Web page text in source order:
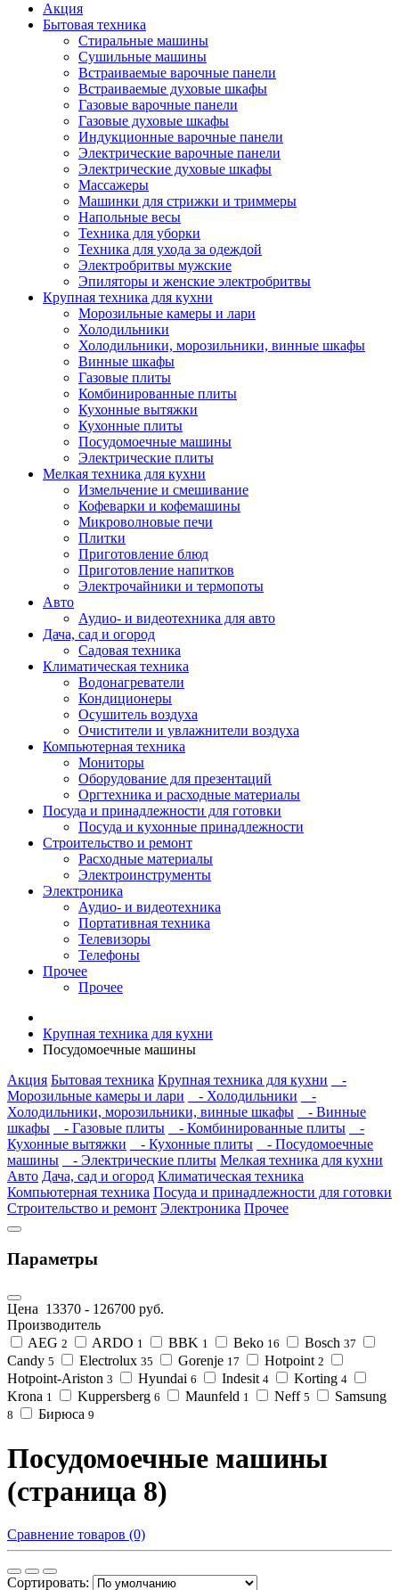
Акция
Бытовая техника
Стиральные машины
Сушильные машины
Встраиваемые варочные панели
Встраиваемые духовые шкафы
Газовые варочные панели
Газовые духовые шкафы
Индукционные варочные панели
Электрические варочные панели
Электрические духовые шкафы
Массажеры
Машинки для стрижки и триммеры
Напольные весы
Техника для уборки
Техника для ухода за одеждой
Электробритвы мужские
Эпиляторы и женские электробритвы
Крупная техника для кухни
Морозильные камеры и лари
Холодильники
Холодильники, морозильники, винные шкафы
Винные шкафы
Газовые плиты
Комбинированные плиты
Кухонные вытяжки
Кухонные плиты
Посудомоечные машины
Электрические плиты
Мелкая техника для кухни
Измельчение и смешивание
Кофеварки и кофемашины
Микроволновые печи
Плитки
Приготовление блюд
Приготовление напитков
Электрочайники и термопоты
Авто
Аудио- и видеотехника для авто
Дача, сад и огород
Садовая техника
Климатическая техника
Водонагреватели
Кондиционеры
Осушитель воздуха
Очистители и увлажнители воздуха
Компьютерная техника
Мониторы
Оборудование для презентаций
Оргтехника и расходные материалы
Посуда и принадлежности для готовки
Посуда и кухонные принадлежности
Строительство и ремонт
Расходные материалы
Электроинструменты
Электроника
Аудио- и видеотехника
Портативная техника
Телевизоры
Телефоны
Прочее
Прочее
Крупная техника для кухни
Посудомоечные машины
Акция Бытовая техника Крупная техника для кухни
-
Морозильные камеры и лари
- Холодильники
-
Холодильники, морозильники, винные шкафы
- Винные
шкафы
- Газовые плиты - Комбинированные плиты
-
Кухонные вытяжки
- Кухонные плиты
- Посудомоечные
машины
- Электрические плиты Мелкая техника для кухни
Авто Дача, сад и огород Климатическая техника
Компьютерная техника Посуда и принадлежности для готовки
Строительство и ремонт Электроника Прочее
Параметры
Цена 13370 - 126700 руб.
Производитель
AEG 2 ARDO 1 BBK 1 Beko 16 Bosch 37
Candy 5 Electrolux 35 Gorenje 17 Hotpoint 2
Hotpoint-Ariston 3 Hyundai 6 Indesit 4 Korting 4
Krona 1 Kuppersberg 6 Maunfeld 1 Neff 5 Samsung
8 Бирюса 9
Посудомоечные машины
(страница 8)
Сравнение товаров (0)
Сортировать: